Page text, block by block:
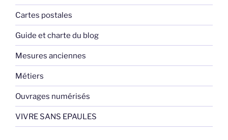
Cartes postales
Guide et charte du blog
Mesures anciennes
Métiers
Ouvrages numérisés
VIVRE SANS EPAULES